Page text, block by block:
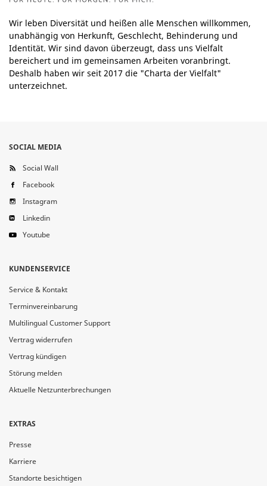
Wir leben Diversität und heißen alle Menschen willkommen,
unabhängig von Herkunft, Geschlecht, Behinderung und
Identität. Wir sind davon überzeugt, dass uns Vielfalt
bereichert und im gemeinsamen Arbeiten voranbringt.
Deshalb haben wir seit 2017 die "Charta der Vielfalt"
unterzeichnet.
SOCIAL MEDIA
Social Wall
Facebook
Instagram
Linkedin
Youtube
KUNDENSERVICE
Service & Kontakt
Terminvereinbarung
Multilingual Customer Support
Vertrag widerrufen
Vertrag kündigen
Störung melden
Aktuelle Netzunterbrechungen
EXTRAS
Presse
Karriere
Standorte besichtigen